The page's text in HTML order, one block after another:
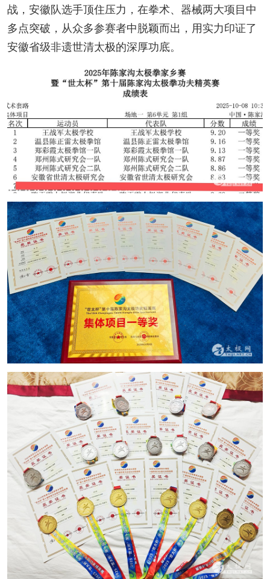
战，安徽队选手顶住压力，在拳术、器械两大项目中
多点突破，从众多参赛者中脱颖而出，用实力印证了
安徽省级非遗世清太极的深厚功底。